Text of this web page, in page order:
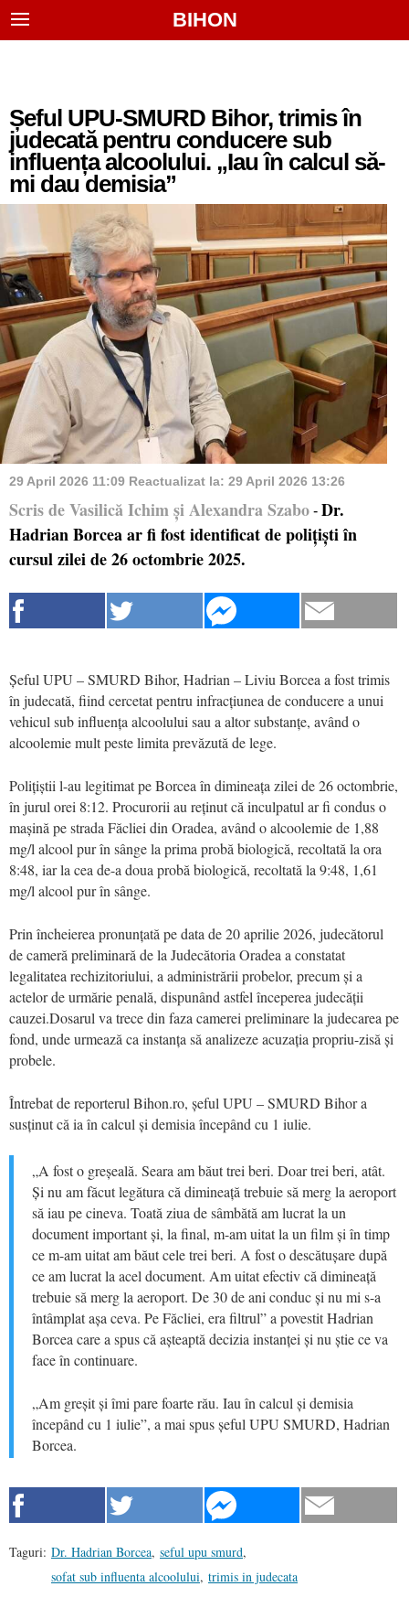
BIHON
Șeful UPU-SMURD Bihor, trimis în
judecată pentru conducere sub
influența alcoolului. „Iau în calcul să-
mi dau demisia”
29 April 2026 11:09 Reactualizat la: 29 April 2026 13:26
Scris de Vasilică Ichim și Alexandra Szabo - Dr.
Hadrian Borcea ar fi fost identificat de polițiști în
cursul zilei de 26 octombrie 2025.
Șeful UPU – SMURD Bihor, Hadrian – Liviu Borcea a fost trimis
în judecată, fiind cercetat pentru infracțiunea de conducere a unui
vehicul sub influența alcoolului sau a altor substanțe, având o
alcoolemie mult peste limita prevăzută de lege.
Polițiștii l-au legitimat pe Borcea în dimineața zilei de 26 octombrie,
în jurul orei 8:12. Procurorii au reținut că inculpatul ar fi condus o
mașină pe strada Făcliei din Oradea, având o alcoolemie de 1,88
mg/l alcool pur în sânge la prima probă biologică, recoltată la ora
8:48, iar la cea de-a doua probă biologică, recoltată la 9:48, 1,61
mg/l alcool pur în sânge.
Prin încheierea pronunțată pe data de 20 aprilie 2026, judecătorul
de cameră preliminară de la Judecătoria Oradea a constatat
legalitatea rechizitoriului, a administrării probelor, precum și a
actelor de urmărie penală, dispunând astfel începerea judecății
cauzei.Dosarul va trece din faza camerei preliminare la judecarea pe
fond, unde urmează ca instanța să analizeze acuzația propriu-zisă și
probele.
Întrebat de reporterul Bihon.ro, șeful UPU – SMURD Bihor a
susținut că ia în calcul și demisia începând cu 1 iulie.
„A fost o greșeală. Seara am băut trei beri. Doar trei beri, atât.
Și nu am făcut legătura că dimineață trebuie să merg la aeroport
să iau pe cineva. Toată ziua de sâmbătă am lucrat la un
document important și, la final, m-am uitat la un film și în timp
ce m-am uitat am băut cele trei beri. A fost o descătușare după
ce am lucrat la acel document. Am uitat efectiv că dimineață
trebuie să merg la aeroport. De 30 de ani conduc și nu mi s-a
întâmplat așa ceva. Pe Făcliei, era filtrul” a povestit Hadrian
Borcea care a spus că așteaptă decizia instanței și nu știe ce va
face în continuare.
„Am greșit și îmi pare foarte rău. Iau în calcul și demisia
începând cu 1 iulie”, a mai spus șeful UPU SMURD, Hadrian
Borcea.
Taguri: Dr. Hadrian Borcea, seful upu smurd,
sofat sub influenta alcoolului, trimis in judecata